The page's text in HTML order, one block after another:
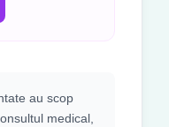
au scop
medical,